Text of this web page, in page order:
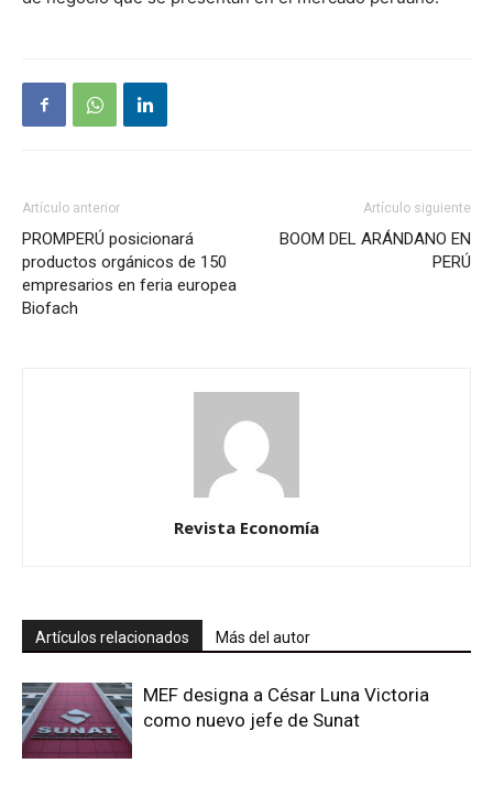
Artículo anterior
PROMPERÚ posicionará
productos orgánicos de 150
empresarios en feria europea
Biofach
Artículo siguiente
BOOM DEL ARÁNDANO EN
PERÚ
Revista Economía
Artículos relacionados Más del autor
MEF designa a César Luna Victoria
como nuevo jefe de Sunat